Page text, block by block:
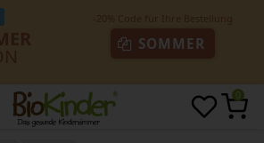
SOMMER
0